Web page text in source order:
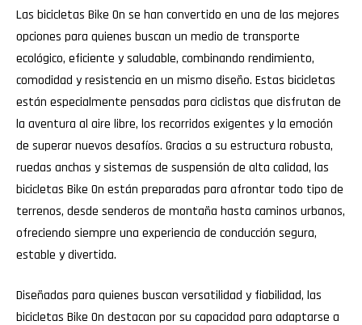
Las bicicletas Bike On se han convertido en una de las mejores
opciones para quienes buscan un medio de transporte
ecológico, eficiente y saludable, combinando rendimiento,
comodidad y resistencia en un mismo diseño. Estas bicicletas
están especialmente pensadas para ciclistas que disfrutan de
la aventura al aire libre, los recorridos exigentes y la emoción
de superar nuevos desafíos. Gracias a su estructura robusta,
ruedas anchas y sistemas de suspensión de alta calidad, las
bicicletas Bike On están preparadas para afrontar todo tipo de
terrenos, desde senderos de montaña hasta caminos urbanos,
ofreciendo siempre una experiencia de conducción segura,
estable y divertida.
Diseñadas para quienes buscan versatilidad y fiabilidad, las
bicicletas Bike On destacan por su capacidad para adaptarse a